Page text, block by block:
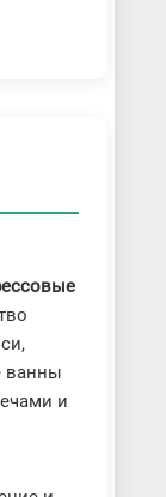
ванны
и